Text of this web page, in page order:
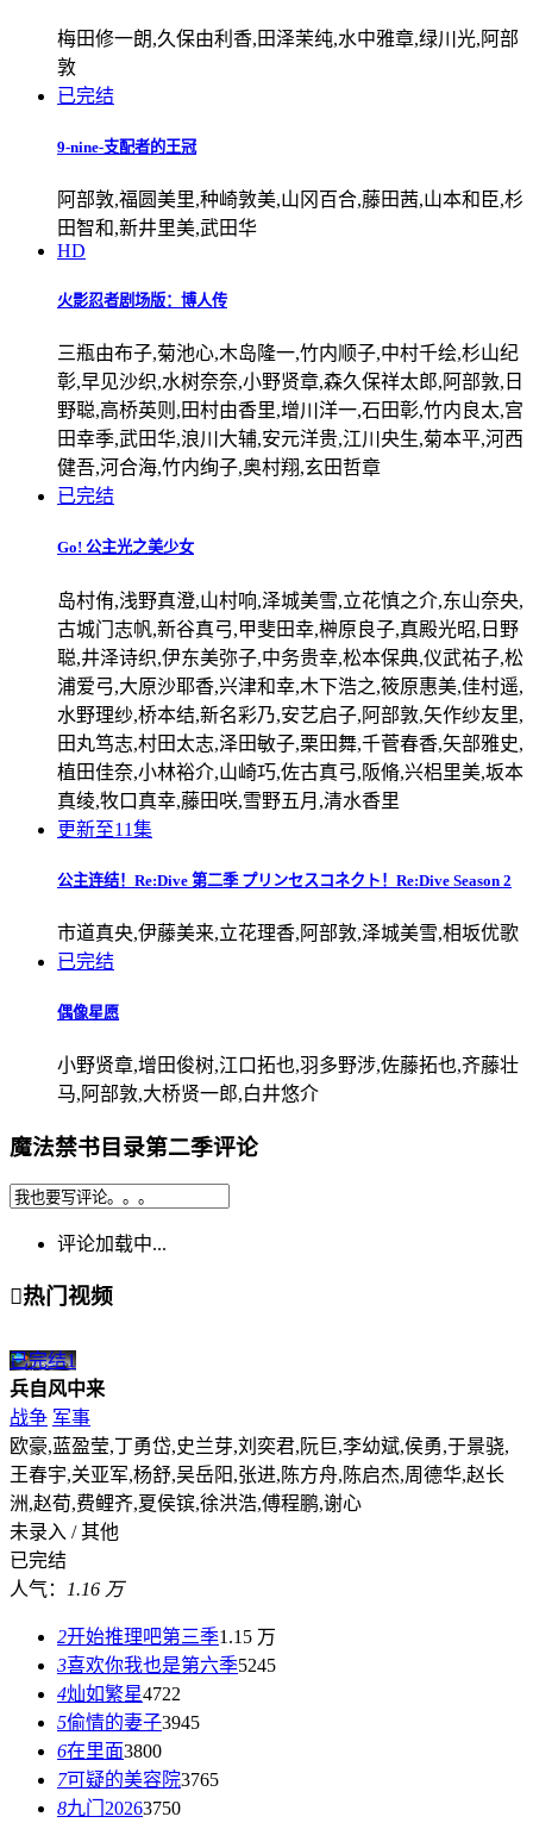
梅田修一朗,久保由利香,田泽茉纯,水中雅章,绿川光,阿部
敦
已完结
9-nine-支配者的王冠
阿部敦,福圆美里,种崎敦美,山冈百合,藤田茜,山本和臣,杉
田智和,新井里美,武田华
HD
火影忍者剧场版：博人传
三瓶由布子,菊池心,木岛隆一,竹内顺子,中村千绘,杉山纪
彰,早见沙织,水树奈奈,小野贤章,森久保祥太郎,阿部敦,日
野聪,高桥英则,田村由香里,增川洋一,石田彰,竹内良太,宫
田幸季,武田华,浪川大辅,安元洋贵,江川央生,菊本平,河西
健吾,河合海,竹内绚子,奥村翔,玄田哲章
已完结
Go! 公主光之美少女
岛村侑,浅野真澄,山村响,泽城美雪,立花慎之介,东山奈央,
古城门志帆,新谷真弓,甲斐田幸,榊原良子,真殿光昭,日野
聪,井泽诗织,伊东美弥子,中务贵幸,松本保典,仪武祐子,松
浦爱弓,大原沙耶香,兴津和幸,木下浩之,筱原惠美,佳村遥,
水野理纱,桥本结,新名彩乃,安艺启子,阿部敦,矢作纱友里,
田丸笃志,村田太志,泽田敏子,栗田舞,千菅春香,矢部雅史,
植田佳奈,小林裕介,山崎巧,佐古真弓,阪脩,兴梠里美,坂本
真绫,牧口真幸,藤田咲,雪野五月,清水香里
更新至11集
公主连结！Re:Dive 第二季 プリンセスコネクト！Re:Dive Season 2
市道真央,伊藤美来,立花理香,阿部敦,泽城美雪,相坂优歌
已完结
偶像星愿
小野贤章,增田俊树,江口拓也,羽多野涉,佐藤拓也,齐藤壮
马,阿部敦,大桥贤一郎,白井悠介
魔法禁书目录第二季评论
评论加载中...
热门视频
已完结1
兵自风中来
战争 军事
欧豪,蓝盈莹,丁勇岱,史兰芽,刘奕君,阮巨,李幼斌,侯勇,于景骁,
王春宇,关亚军,杨舒,吴岳阳,张进,陈方舟,陈启杰,周德华,赵长
洲,赵荀,费鲤齐,夏侯镔,徐洪浩,傅程鹏,谢心
未录入 / 其他
已完结
人气：
1.16 万
2开始推理吧第三季1.15 万
3喜欢你我也是第六季5245
4灿如繁星4722
5偷情的妻子3945
6在里面3800
7可疑的美容院3765
8九门20263750